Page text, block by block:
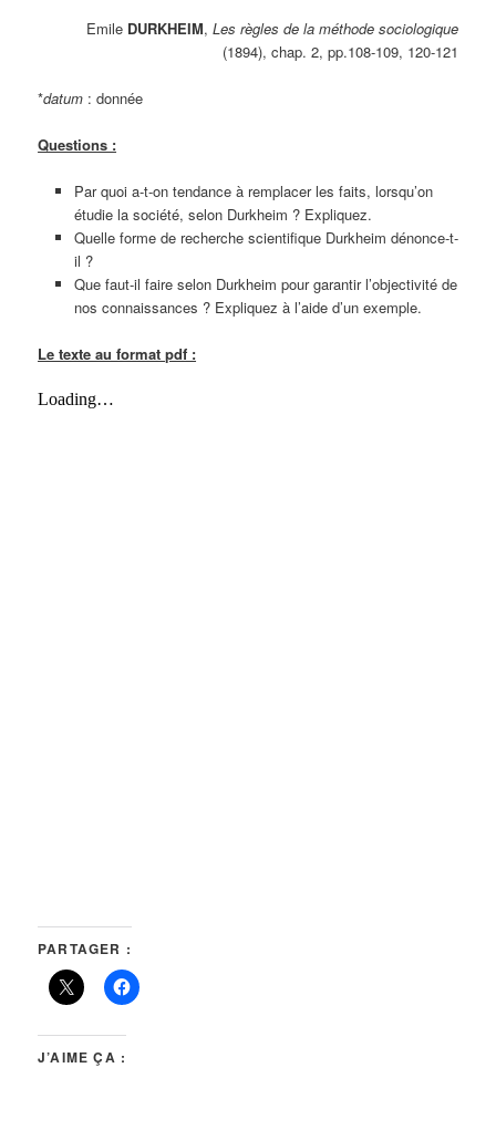
Emile DURKHEIM, Les règles de la méthode sociologique
(1894), chap. 2, pp.108-109, 120-121
*datum : donnée
Questions :
Par quoi a-t-on tendance à remplacer les faits, lorsqu’on
étudie la société, selon Durkheim ? Expliquez.
Quelle forme de recherche scientifique Durkheim dénonce-t-
il ?
Que faut-il faire selon Durkheim pour garantir l’objectivité de
nos connaissances ? Expliquez à l’aide d’un exemple.
Le texte au format pdf :
PARTAGER :
J’AIME ÇA :